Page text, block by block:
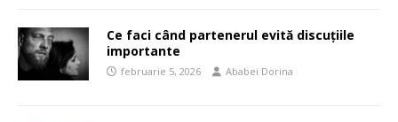
Ce faci când partenerul evită discuțiile
importante
februarie 5, 2026 Ababei Dorina